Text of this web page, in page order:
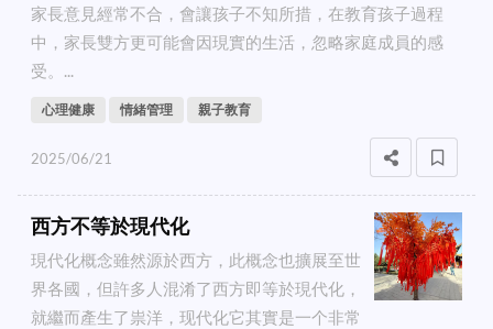
家長意見經常不合，會讓孩子不知所措，在教育孩子過程
中，家長雙方更可能會因現實的生活，忽略家庭成員的感
受。...
心理健康 情緒管理 親子教育
2025/06/21
西方不等於現代化
現代化概念雖然源於西方，此概念也擴展至世
界各國，但許多人混淆了西方即等於現代化，
就繼而產生了祟洋，现代化它其實是一个非常